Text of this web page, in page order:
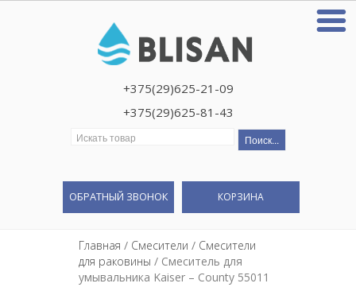
+375(29)625-21-09
+375(29)625-81-43
Искать:
ОБРАТНЫЙ ЗВОНОК КОРЗИНА
Главная / Смесители / Смесители
для раковины / Смеситель для
умывальника Kaiser – County 55011